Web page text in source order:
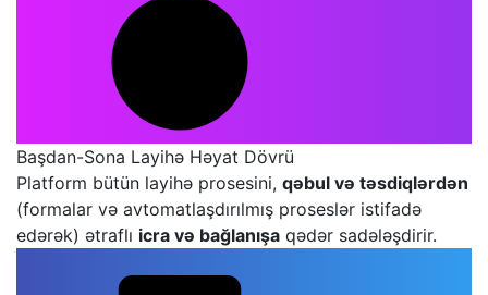
Başdan-Sona Layihə Həyat Dövrü
Platform bütün layihə prosesini, qəbul və təsdiqlərdən
(formalar və avtomatlaşdırılmış proseslər istifadə
edərək) ətraflı icra və bağlanışa qədər sadələşdirir.